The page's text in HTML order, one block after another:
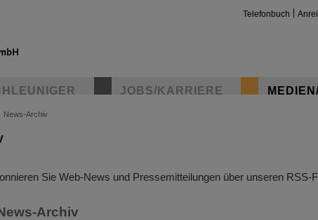
Telefonbuch
JOBS/KARRIERE
News-Archiv
Sie Web-News und Pressemitteilungen über unseren RSS-
Archiv